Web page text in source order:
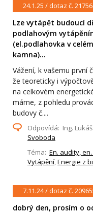
24.1.25 / dotaz č.
Lze vytápět budoucí
podlahovým
(el.podlahovka v
kamna)...
Vážení, k vašemu první
že teoreticky i
na celkovém
máme, z pohledu
budovy č....
Odpovídá: Ing.
Svoboda
Téma: En. audity,
Vytápění,Energie z
7.11.24 / dotaz č.
dobrý den, prosím o